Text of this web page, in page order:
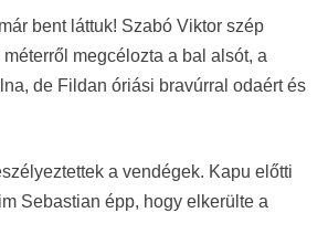
bent láttuk! Szabó Viktor szép
megcélozta a bal alsót, a
de Fildan óriási bravúrral odaért és
a vendégek. Kapu előtti
Sebastian épp, hogy elkerülte a